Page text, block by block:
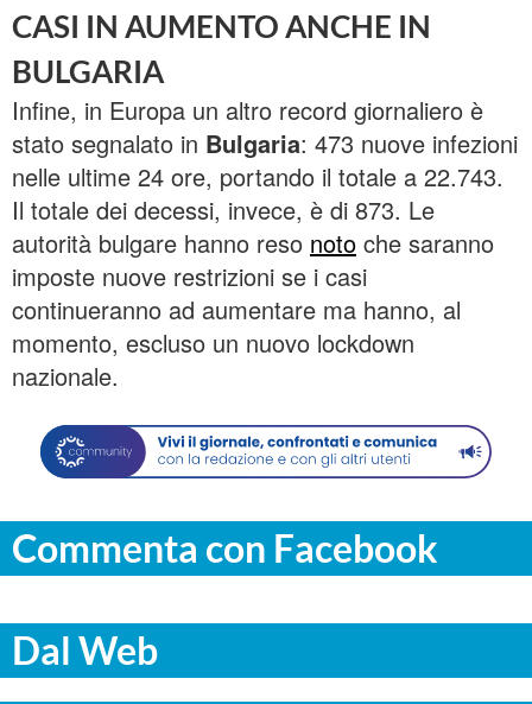
CASI IN AUMENTO ANCHE IN
BULGARIA
Infine, in Europa un altro record giornaliero è
stato segnalato in Bulgaria: 473 nuove infezioni
nelle ultime 24 ore, portando il totale a 22.743.
Il totale dei decessi, invece, è di 873. Le
autorità bulgare hanno reso noto che saranno
imposte nuove restrizioni se i casi
continueranno ad aumentare ma hanno, al
momento, escluso un nuovo lockdown
nazionale.
Commenta con Facebook
Dal Web